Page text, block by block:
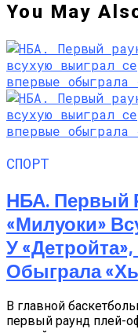
You May
СПОРТ
НБА. Первый
«Милуоки»
У
Обыграла
В главной
первый раунд плей-